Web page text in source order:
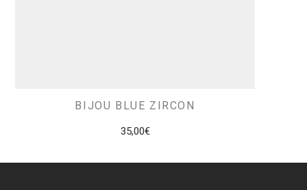
BIJOU BLUE ZIRCON
35,00€